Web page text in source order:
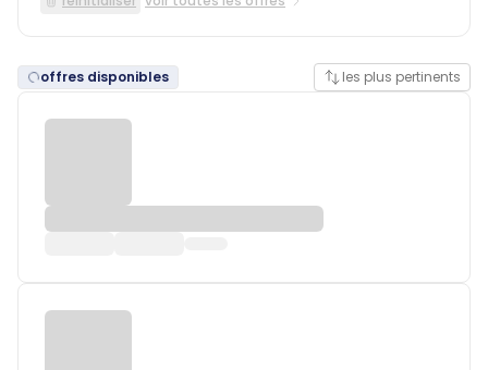
offres disponibles les plus pertinents